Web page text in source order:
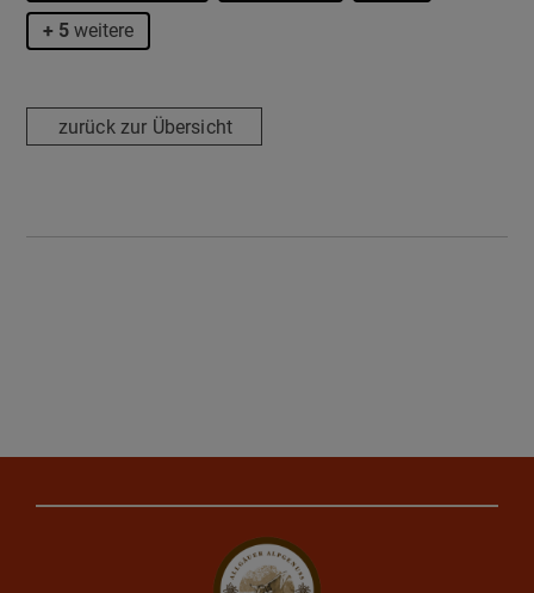
+ 5 weitere
zurück zur Übersicht